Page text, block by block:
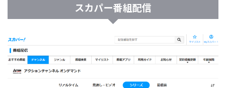
スカパー番組配信